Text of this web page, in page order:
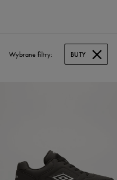
Wybrane filtry: BUTY